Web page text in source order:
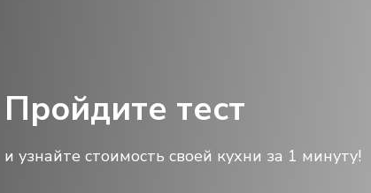
Пройдите тест
и узнайте стоимость своей кухни за 1 минуту!